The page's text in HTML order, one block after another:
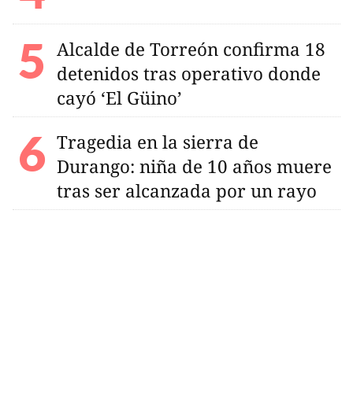
Alcalde de Torreón confirma 18
detenidos tras operativo donde
cayó ‘El Güino’
Tragedia en la sierra de
Durango: niña de 10 años muere
tras ser alcanzada por un rayo